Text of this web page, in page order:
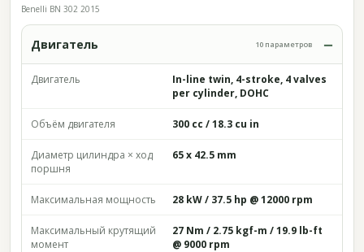
Benelli BN 302 2015
Двигатель 10 параметров
Двигатель
In-line twin, 4-stroke, 4 valves
per cylinder, DOHC
Объём двигателя 300 cc / 18.3 cu in
Диаметр цилиндра × ход
поршня
65 x 42.5 mm
Максимальная мощность 28 kW / 37.5 hp @ 12000 rpm
Максимальный крутящий
момент
27 Nm / 2.75 kgf-m / 19.9 lb-ft
@ 9000 rpm